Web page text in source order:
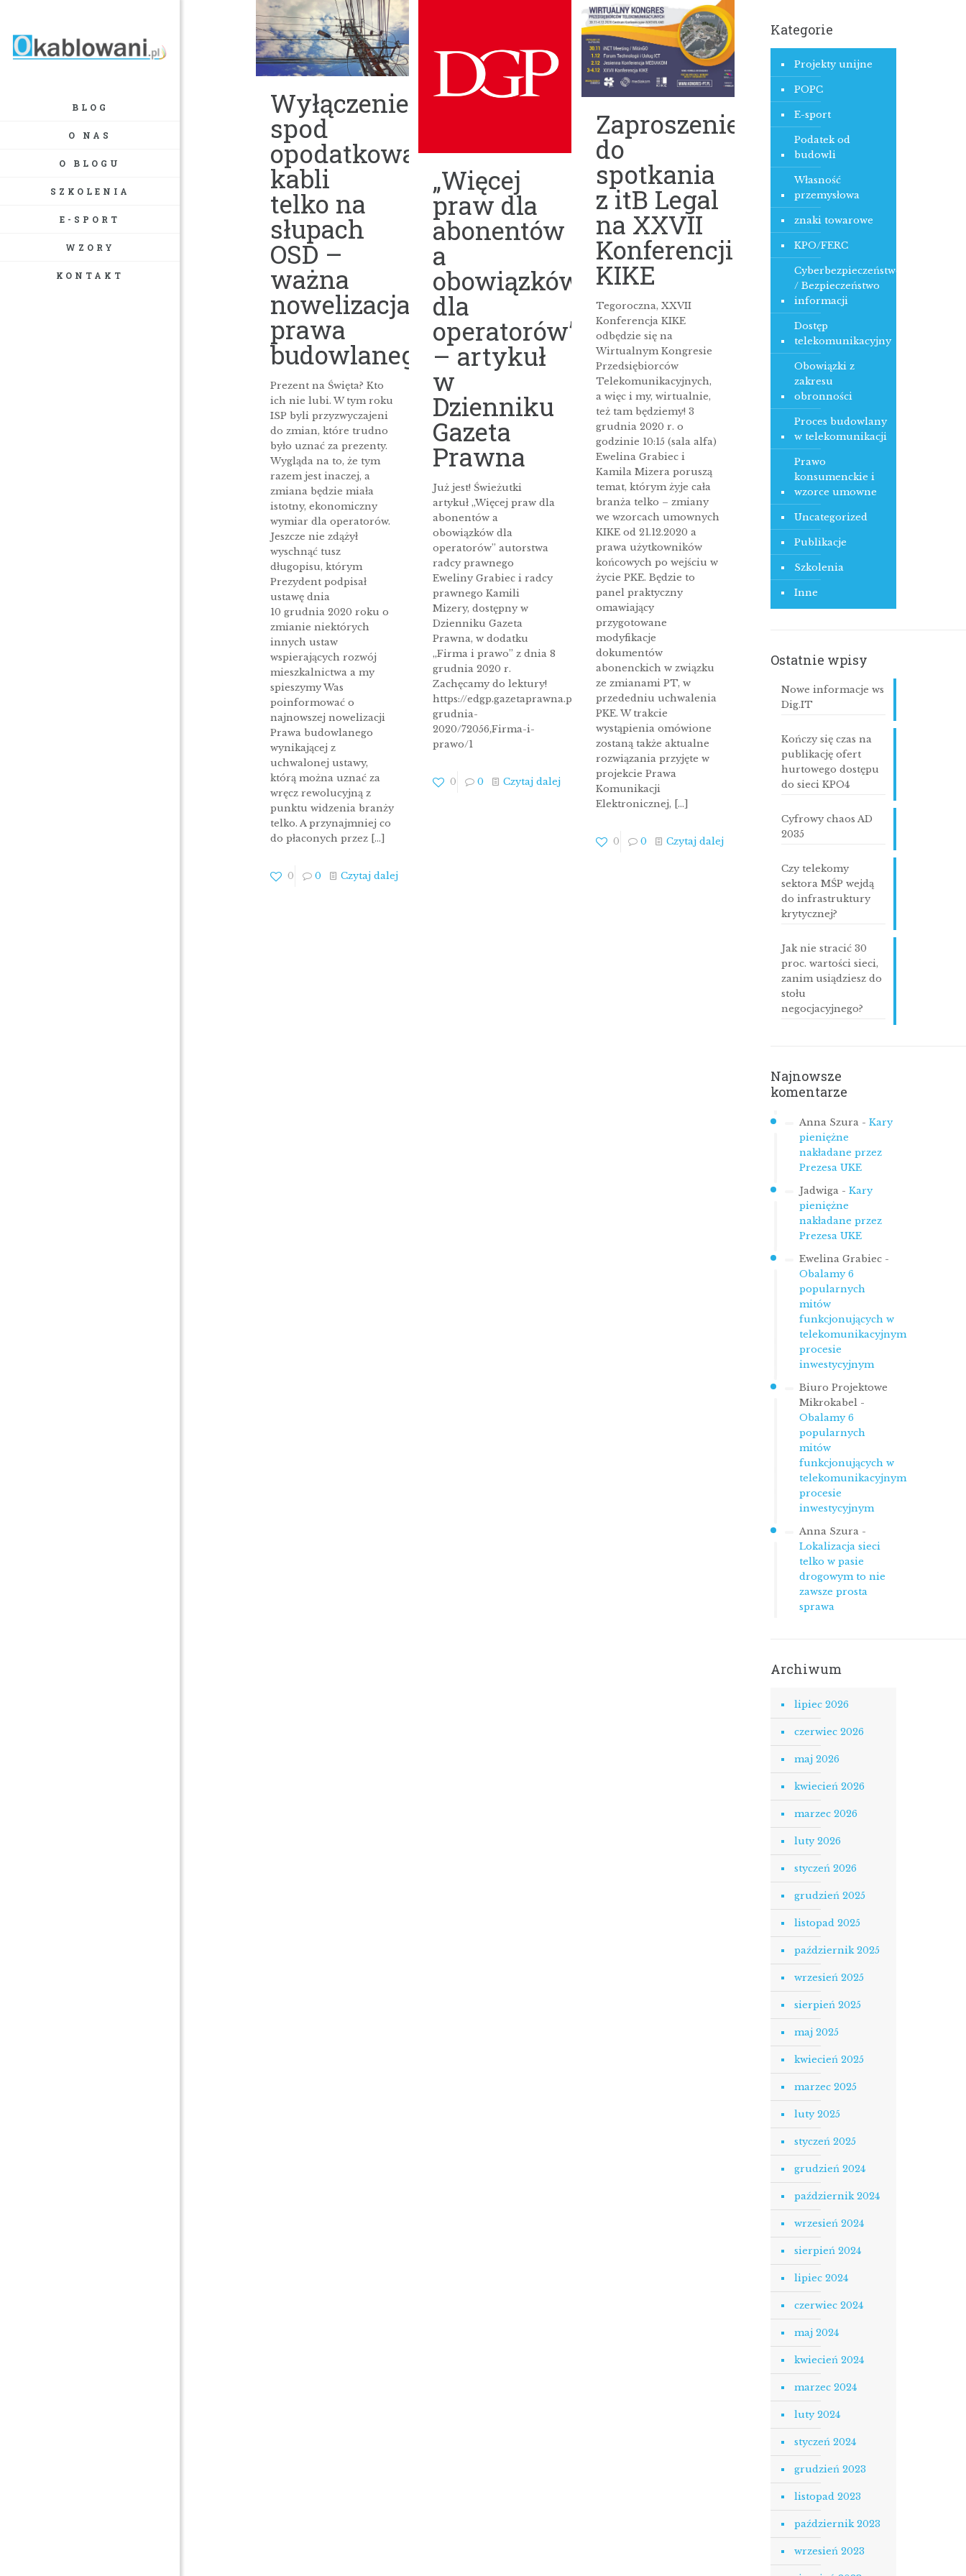
BLOG
O NAS
O BLOGU
SZKOLENIA
E-SPORT
WZORY
KONTAKT
Wyłączenie
spod
opodatkowania
kabli
telko na
słupach
OSD –
ważna
nowelizacja
prawa
budowlanego
Prezent na Święta? Kto
ich nie lubi. W tym roku
ISP byli przyzwyczajeni
do zmian, które trudno
było uznać za prezenty.
Wygląda na to, że tym
razem jest inaczej, a
zmiana będzie miała
istotny, ekonomiczny
wymiar dla operatorów.
Jeszcze nie zdążył
wyschnąć tusz
długopisu, którym
Prezydent podpisał
ustawę dnia
10 grudnia 2020 roku o
zmianie niektórych
innych ustaw
wspierających rozwój
mieszkalnictwa a my
spieszymy Was
poinformować o
najnowszej nowelizacji
Prawa budowlanego
wynikającej z
uchwalonej ustawy,
którą można uznać za
wręcz rewolucyjną z
punktu widzenia branży
telko. A przynajmniej co
do płaconych przez[…]
0 0 Czytaj dalej
„Więcej
praw dla
abonentów
a
obowiązków
dla
operatorów”
– artykuł
w
Dzienniku
Gazeta
Prawna
Już jest! Świeżutki
artykuł „Więcej praw dla
abonentów a
obowiązków dla
operatorów” autorstwa
radcy prawnego
Eweliny Grabiec i radcy
prawnego Kamili
Mizery, dostępny w
Dzienniku Gazeta
Prawna, w dodatku
„Firma i prawo” z dnia 8
grudnia 2020 r.
Zachęcamy do lektury!
https://edgp.gazetaprawna.pl/wydanie/57693,8-
grudnia-
2020/72056,Firma-i-
prawo/1
0 0 Czytaj dalej
Zaproszenie
do
spotkania
z itB Legal
na XXVII
Konferencji
KIKE
Tegoroczna, XXVII
Konferencja KIKE
odbędzie się na
Wirtualnym Kongresie
Przedsiębiorców
Telekomunikacyjnych,
a więc i my, wirtualnie,
też tam będziemy! 3
grudnia 2020 r. o
godzinie 10:15 (sala alfa)
Ewelina Grabiec i
Kamila Mizera poruszą
temat, którym żyje cała
branża telko – zmiany
we wzorcach umownych
KIKE od 21.12.2020 a
prawa użytkowników
końcowych po wejściu w
życie PKE. Będzie to
panel praktyczny
omawiający
przygotowane
modyfikacje
dokumentów
abonenckich w związku
ze zmianami PT, w
przededniu uchwalenia
PKE. W trakcie
wystąpienia omówione
zostaną także aktualne
rozwiązania przyjęte w
projekcie Prawa
Komunikacji
Elektronicznej, […]
0 0 Czytaj dalej
Kategorie
Projekty unijne
POPC
E-sport
Podatek od
budowli
Własność
przemysłowa
znaki towarowe
KPO/FERC
Cyberbezpieczeństwo
/ Bezpieczeństwo
informacji
Dostęp
telekomunikacyjny
Obowiązki z
zakresu
obronności
Proces budowlany
w telekomunikacji
Prawo
konsumenckie i
wzorce umowne
Uncategorized
Publikacje
Szkolenia
Inne
Ostatnie wpisy
Nowe informacje ws
Dig.IT
Kończy się czas na
publikację ofert
hurtowego dostępu
do sieci KPO4
Cyfrowy chaos AD
2035
Czy telekomy
sektora MŚP wejdą
do infrastruktury
krytycznej?
Jak nie stracić 30
proc. wartości sieci,
zanim usiądziesz do
stołu
negocjacyjnego?
Najnowsze
komentarze
Anna Szura- Kary
pieniężne
nakładane przez
Prezesa UKE
Jadwiga- Kary
pieniężne
nakładane przez
Prezesa UKE
Ewelina Grabiec-
Obalamy 6
popularnych
mitów
funkcjonujących w
telekomunikacyjnym
procesie
inwestycyjnym
Biuro Projektowe
Mikrokabel-
Obalamy 6
popularnych
mitów
funkcjonujących w
telekomunikacyjnym
procesie
inwestycyjnym
Anna Szura-
Lokalizacja sieci
telko w pasie
drogowym to nie
zawsze prosta
sprawa
Archiwum
lipiec 2026
czerwiec 2026
maj 2026
kwiecień 2026
marzec 2026
luty 2026
styczeń 2026
grudzień 2025
listopad 2025
październik 2025
wrzesień 2025
sierpień 2025
maj 2025
kwiecień 2025
marzec 2025
luty 2025
styczeń 2025
grudzień 2024
październik 2024
wrzesień 2024
sierpień 2024
lipiec 2024
czerwiec 2024
maj 2024
kwiecień 2024
marzec 2024
luty 2024
styczeń 2024
grudzień 2023
listopad 2023
październik 2023
wrzesień 2023